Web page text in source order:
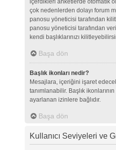
içerdikleri anketlerde otomatik
çok nedenlerden dolayı forum
panosu yöneticisi tarafından
panosu yöneticisi tarafından
kendi başlıklarınızı
Başa dön
Başlık ikonları nedir?
Mesajlara, içeriğini işaret
tanımlanabilir. Başlık
ayarlanan izinlere bağlıdır.
Başa dön
Kullanıcı Seviyeleri ve